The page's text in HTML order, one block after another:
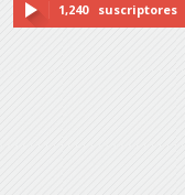
1,240 suscriptores